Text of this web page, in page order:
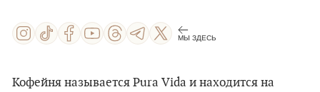
МЫ ЗДЕСЬ
Кофейня называется Pura Vida и находится на